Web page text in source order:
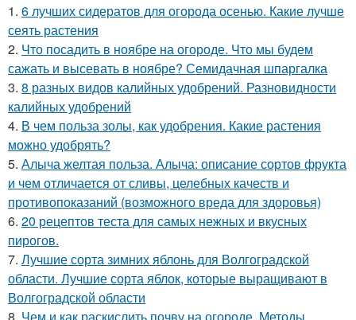
1. 6 лучших сидератов для огорода осенью. Какие лучше
сеять растения
2. Что посадить в ноябре на огороде. Что мы будем
сажать и высевать в ноябре? Семидачная шпаргалка
3. 8 разных видов калийных удобрений. Разновидности
калийных удобрений
4. В чем польза золы, как удобрения. Какие растения
можно удобрять?
5. Алыча желтая польза. Алыча: описание сортов фрукта
и чем отличается от сливы, целебных качеств и
противопоказаний (возможного вреда для здоровья)
6. 20 рецептов теста для самых нежных и вкусных
пирогов.
7. Лучшие сорта зимних яблонь для Волгоградской
области. Лучшие сорта яблок, которые выращивают в
Волгоградской области